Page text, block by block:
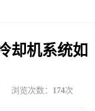
却机系统如
浏览次数： 174次